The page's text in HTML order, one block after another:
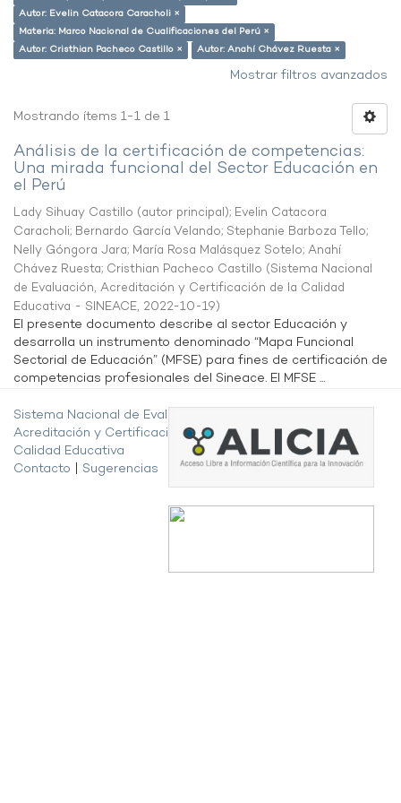
Autor: Evelin Catacora Caracholi ×
Materia: Marco Nacional de Cualificaciones del Perú ×
Autor: Cristhian Pacheco Castillo ×
Autor: Anahí Chávez Ruesta ×
Mostrar filtros avanzados
Mostrando ítems 1-1 de 1
Análisis de la certificación de competencias:
Una mirada funcional del Sector Educación en
el Perú
Lady Sihuay Castillo (autor principal); Evelin Catacora
Caracholi; Bernardo García Velando; Stephanie Barboza Tello;
Nelly Góngora Jara; María Rosa Malásquez Sotelo; Anahí
Chávez Ruesta; Cristhian Pacheco Castillo (Sistema Nacional
de Evaluación, Acreditación y Certificación de la Calidad
Educativa - SINEACE, 2022-10-19)
El presente documento describe al sector Educación y
desarrolla un instrumento denominado “Mapa Funcional
Sectorial de Educación” (MFSE) para fines de certificación de
competencias profesionales del Sineace. El MFSE ...
Sistema Nacional de Evaluación,
Acreditación y Certificación de la
Calidad Educativa
Contacto
Sugerencias